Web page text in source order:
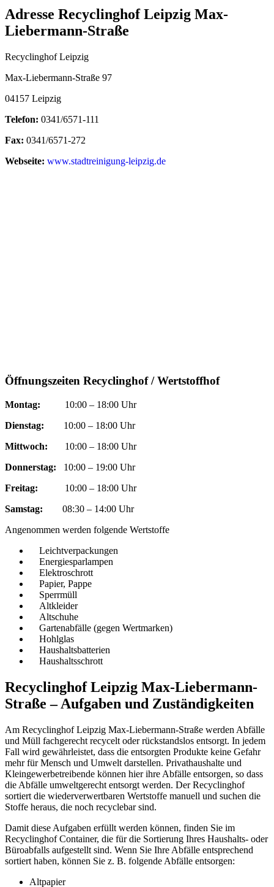
Adresse Recyclinghof Leipzig Max-
Liebermann-Straße
Recyclinghof Leipzig
Max-Liebermann-Straße 97
04157 Leipzig
Telefon: 0341/6571-111
Fax: 0341/6571-272
Webseite: www.stadtreinigung-leipzig.de
Öffnungszeiten Recyclinghof / Wertstoffhof
Montag: 10:00 – 18:00 Uhr
Dienstag: 10:00 – 18:00 Uhr
Mittwoch: 10:00 – 18:00 Uhr
Donnerstag: 10:00 – 19:00 Uhr
Freitag: 10:00 – 18:00 Uhr
Samstag:
08:30 – 14:00 Uhr
Angenommen werden folgende Wertstoffe
Leichtverpackungen
Energiesparlampen
Elektroschrott
Papier, Pappe
Sperrmüll
Altkleider
Altschuhe
Gartenabfälle (gegen Wertmarken)
Hohlglas
Haushaltsbatterien
Haushaltsschrott
Recyclinghof Leipzig Max-Liebermann-
Straße – Aufgaben und Zuständigkeiten
Am Recyclinghof Leipzig Max-Liebermann-Straße werden Abfälle
und Müll fachgerecht recycelt oder rückstandslos entsorgt. In jedem
Fall wird gewährleistet, dass die entsorgten Produkte keine Gefahr
mehr für Mensch und Umwelt darstellen. Privathaushalte und
Kleingewerbetreibende können hier ihre Abfälle entsorgen, so dass
die Abfälle umweltgerecht entsorgt werden. Der Recyclinghof
sortiert die wiederverwertbaren Wertstoffe manuell und suchen die
Stoffe heraus, die noch recyclebar sind.
Damit diese Aufgaben erfüllt werden können, finden Sie im
Recyclinghof Container, die für die Sortierung Ihres Haushalts- oder
Büroabfalls aufgestellt sind. Wenn Sie Ihre Abfälle entsprechend
sortiert haben, können Sie z. B. folgende Abfälle entsorgen:
Altpapier